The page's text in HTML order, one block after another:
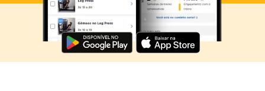
Baixe agora o Smart Fit App